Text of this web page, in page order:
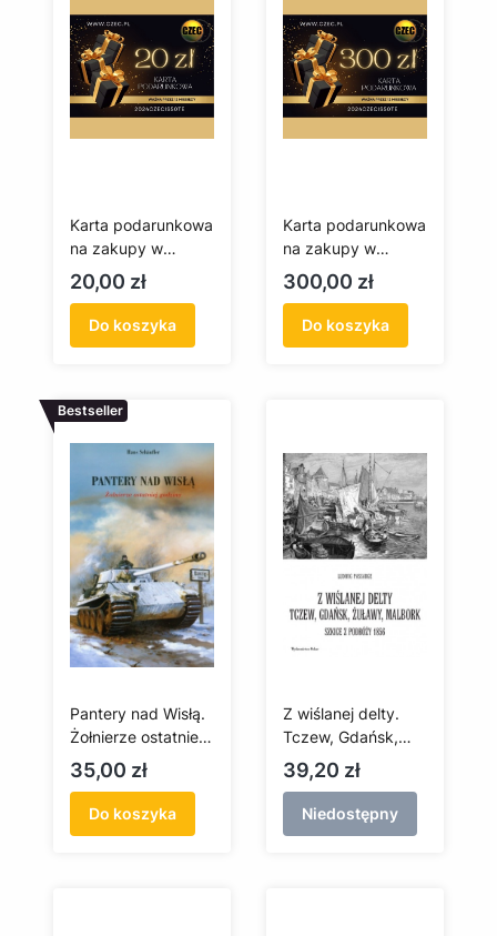
Karta podarunkowa
na zakupy w
czec.pl 20 zł
Cena
20,00 zł
Do koszyka
Karta podarunkowa
na zakupy w
czec.pl 300 zł
Cena
300,00 zł
Do koszyka
Bestseller
Pantery nad Wisłą.
Żołnierze ostatniej
godziny
Cena
35,00 zł
Do koszyka
Z wiślanej delty.
Tczew, Gdańsk,
Żuławy, Malbork.
Szkice z podróży
1856
Cena
39,20 zł
Niedostępny